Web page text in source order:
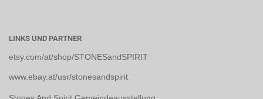
LINKS UND PARTNER
etsy.com/at/shop/STONESandSPIRIT
www.ebay.at/usr/stonesandspirit